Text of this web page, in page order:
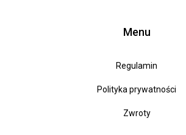
Menu
Regulamin
Polityka prywatności
Zwroty